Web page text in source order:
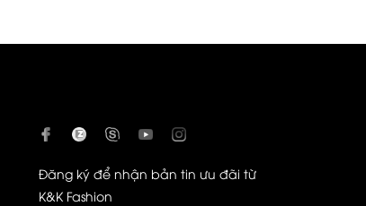
Đăng ký để nhận bản tin ưu đãi từ
K&K Fashion